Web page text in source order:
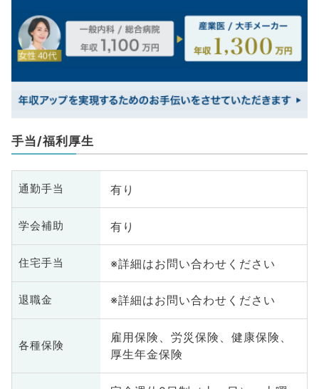
手当/福利厚生
通勤手当 有り
学会補助 有り
住宅手当 ※詳細はお問い合わせください
退職金 ※詳細はお問い合わせください
各種保険
雇用保険、労災保険、健康保険、
厚生年金保険